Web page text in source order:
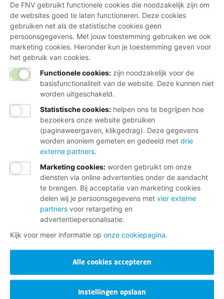
De FNV gebruikt functionele cookies die noodzakelijk zijn om
de websites goed te laten functioneren. Deze cookies
gebruiken net als de statistische cookies geen
persoonsgegevens. Met jouw toestemming gebruiken we ook
marketing cookies. Hieronder kun je toestemming geven voor
het gebruik van cookies.
Functionele cookies: zijn noodzakelijk voor de
basisfunctionaliteit van de website. Deze kunnen niet
worden uitgeschakeld.
Statistische cookies: helpen ons te begrijpen hoe
bezoekers onze website gebruiken
(paginaweergaven, klikgedrag). Deze gegevens
worden anoniem gemeten en gedeeld met drie
externe partners.
Marketing cookies: worden gebruikt om onze
diensten via online advertenties onder de aandacht
te brengen. Bij acceptatie van marketing cookies
delen wij je persoonsgegevens met vier externe
partners voor retargeting en
advertentiepersonalisatie.
Kijk voor meer informatie op onze cookiepagina.
Alle cookies accepteren
Instellingen opslaan